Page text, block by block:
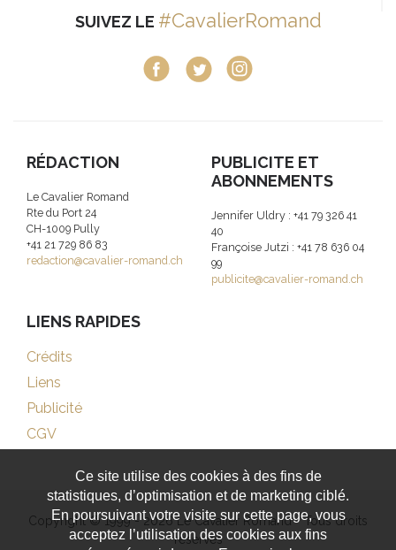
SUIVEZ LE #CavalierRomand
RÉDACTION
Le Cavalier Romand
Rte du Port 24
CH-1009 Pully
+41 21 729 86 83
redaction@cavalier-romand.ch
PUBLICITE ET
ABONNEMENTS
Jennifer Uldry : +41 79 326 41
40
Françoise Jutzi : +41 78 636 04
99
publicite@cavalier-romand.ch
LIENS RAPIDES
Crédits
Liens
Publicité
CGV
Copyright © 1999 - 2026 Le Cavalier Romand - Tous droits
réservés
Ce site utilise des cookies à des fins de
statistiques, d’optimisation et de marketing ciblé.
En poursuivant votre visite sur cette page, vous
acceptez l’utilisation des cookies aux fins